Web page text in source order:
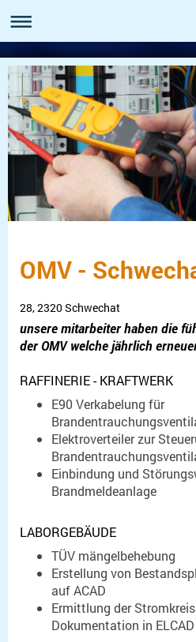
OMV -
28, 2320 Schwechat
unsere mitarbeiter haben die
der OMV welche jährlich
RAFFINERIE - KRAFTWERK
E90 Verkabelung für
Elektroverteiler zur
Einbindung und
Brandmeldeanlage
LABORGEBÄUDE
TÜV mängelbehebung
Erstellung von
auf ACAD
Ermittlung der
Dokumentation in ELCAD